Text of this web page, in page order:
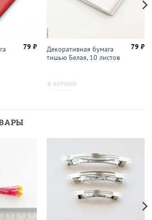
79₽
Декоративная бумага
тишью Белая, 10 листов
79₽
В КОРЗИНУ